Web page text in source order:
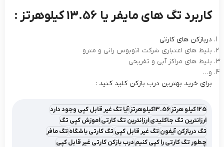
کاربرد تگ های مایفر یا 13.56 کیلوهرتز :
دربازکن های کارتی
بلیط های اعتباری شرکت اتوبوس رانی و مترو
بلیط های مراکز آبی و تفریحی
و…
برای خرید بهترین درب بازکن کلید کنید :
125 کیلو هرتز 13.56کیلوهرتز
آیا تگ غیر قابل کپی وجود دارد
ارزانترین تگ جاکلیدیارزانترین تگ کارتیاموزش کپی تگ
تگ دربازکن آیفونتگ غیر قابل کپیتگ کارتی باشگاهتگ مافر
چطور تگ کارتی را کپی کنیمدرب بازکن کارتی غیر قابل کپی